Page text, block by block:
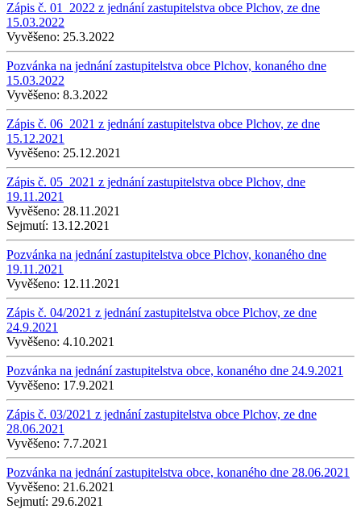
Zápis č. 01_2022 z jednání zastupitelstva obce Plchov, ze dne
15.03.2022
Vyvěšeno: 25.3.2022
Pozvánka na jednání zastupitelstva obce Plchov, konaného dne
15.03.2022
Vyvěšeno: 8.3.2022
Zápis č. 06_2021 z jednání zastupitelstva obce Plchov, ze dne
15.12.2021
Vyvěšeno: 25.12.2021
Zápis č. 05_2021 z jednání zastupitelstva obce Plchov, dne
19.11.2021
Vyvěšeno: 28.11.2021
Sejmutí: 13.12.2021
Pozvánka na jednání zastupitelstva obce Plchov, konaného dne
19.11.2021
Vyvěšeno: 12.11.2021
Zápis č. 04/2021 z jednání zastupitelstva obce Plchov, ze dne
24.9.2021
Vyvěšeno: 4.10.2021
Pozvánka na jednání zastupitelstva obce, konaného dne 24.9.2021
Vyvěšeno: 17.9.2021
Zápis č. 03/2021 z jednání zastupitelstva obce Plchov, ze dne
28.06.2021
Vyvěšeno: 7.7.2021
Pozvánka na jednání zastupitelstva obce, konaného dne 28.06.2021
Vyvěšeno: 21.6.2021
Sejmutí: 29.6.2021